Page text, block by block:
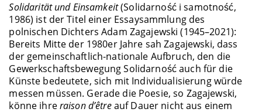
Solidarität und Einsamkeit(Solidarność i samotność,
1986) ist der Titel einer Essaysammlung des
polnischen Dichters Adam Zagajewski (1945–2021):
Bereits Mitte der 1980er Jahre sah Zagajewski, dass
der gemeinschaftlich-nationale Aufbruch, den die
Gewerkschaftsbewegung Solidarność auch für die
Künste bedeutete, sich mit Individualisierung würde
messen müssen. Gerade die Poesie, so Zagajewski,
könne ihreraison d’êtreauf Dauer nicht aus einem